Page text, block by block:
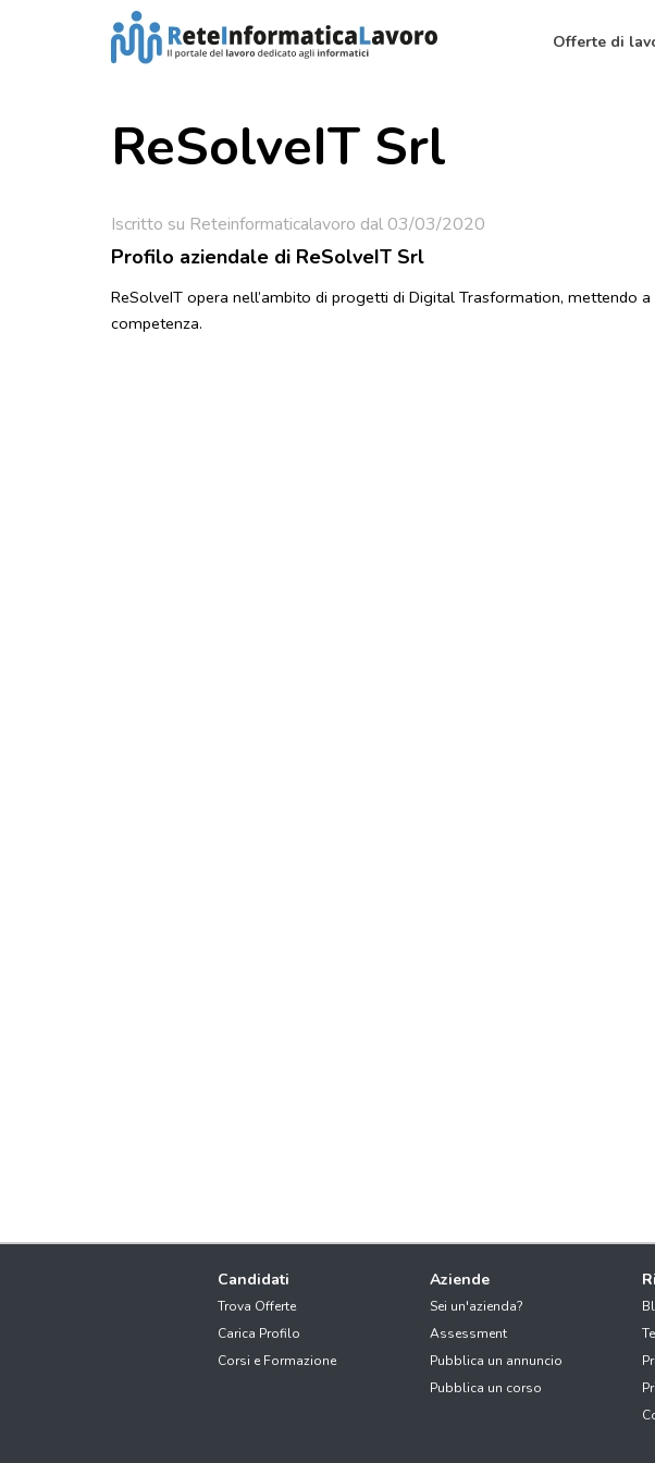
Offerte di
ReSolveIT Srl
Iscritto su Reteinformaticalavoro dal 03/03/2020
Profilo aziendale di ReSolveIT Srl
ReSolveIT opera nell’ambito di progetti di Digital Trasformation, mettendo
competenza.
Candidati
Trova Offerte
Carica Profilo
Corsi e Formazione
Aziende
Sei un'azienda?
Assessment
Pubblica un annuncio
Pubblica un corso